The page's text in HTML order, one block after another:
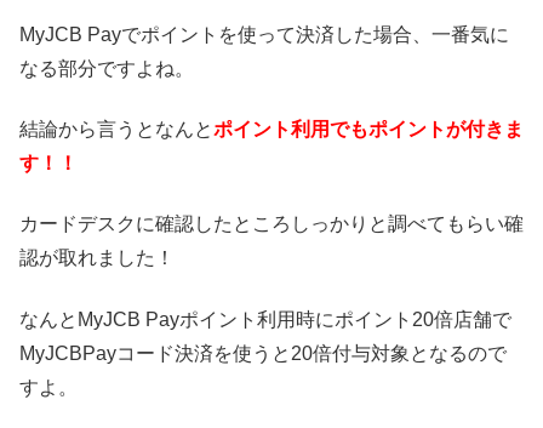
MyJCB Payでポイントを使って決済した場合、一番気に
なる部分ですよね。
結論から言うとなんとポイント利用でもポイントが付きま
す！！
カードデスクに確認したところしっかりと調べてもらい確
認が取れました！
なんとMyJCB Payポイント利用時にポイント20倍店舗で
MyJCBPayコード決済を使うと20倍付与対象となるので
すよ。